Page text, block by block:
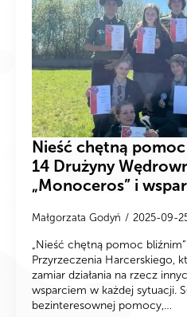
Nieść chętną
14 Drużyny
„Monoceros” i
Małgorzata Godyń 2025-09-
„Nieść chętną pomoc
Przyrzeczenia Harcerskiego,
zamiar działania na rzecz
wsparciem w każdej sytuacji.
bezinteresownej pomocy,…